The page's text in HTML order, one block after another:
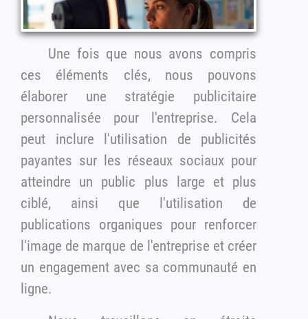
Une fois que nous avons compris
ces éléments clés, nous pouvons
élaborer une stratégie publicitaire
personnalisée pour l'entreprise. Cela
peut inclure l'utilisation de publicités
payantes sur les réseaux sociaux pour
atteindre un public plus large et plus
ciblé, ainsi que l'utilisation de
publications organiques pour renforcer
l'image de marque de l'entreprise et créer
un engagement avec sa communauté en
ligne.